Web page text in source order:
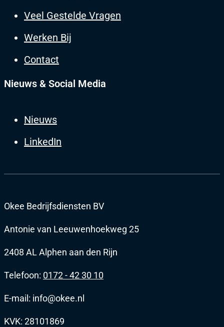
Veel Gestelde Vragen
Werken Bij
Contact
Nieuws & Social Media
Nieuws
LinkedIn
Okee Bedrijfsdiensten BV
Antonie van Leeuwenhoekweg 25
2408 AL Alphen aan den Rijn
Telefoon: 0172 - 42 30 10
E-mail: info@okee.nl
KVK: 28101869